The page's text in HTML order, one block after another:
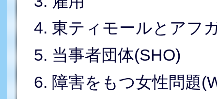
東ティモールとアフ
当事者団体(SHO)
障害をもつ女性問題